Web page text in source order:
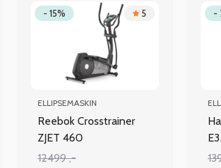
- 15% 5
ELLIPSEMASKIN
Reebok Crosstrainer
ZJET 460
12499 ,-
-